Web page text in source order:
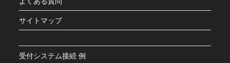
サイトマップ
受付システム接続 例